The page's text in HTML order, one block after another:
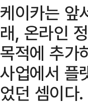
케이카는 앞
래, 온라인
목적에 추가
사업에서 플
었던 셈이다.